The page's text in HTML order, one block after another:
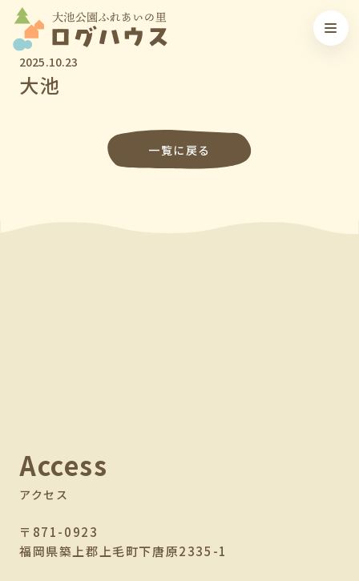
2025.10.23
大池
一覧に戻る
Access
アクセス
〒871-0923
福岡県築上郡上毛町下唐原2335-1